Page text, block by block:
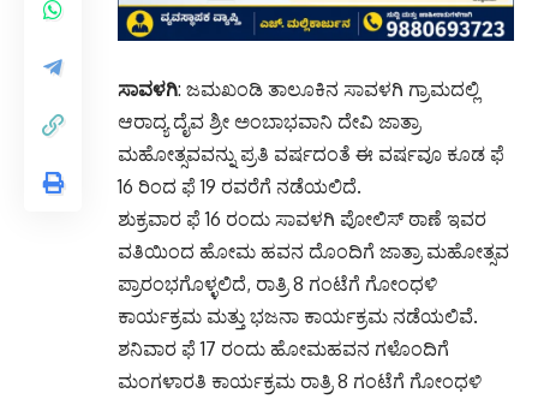
ಸಾವಳಗಿ: ಜಮಖಂಡಿ ತಾಲೂಕಿನ ಸಾವಳಗಿ ಗ್ರಾಮದಲ್ಲಿ
ಆರಾದ್ಯ ದೈವ ಶ್ರೀ ಅಂಬಾಭವಾನಿ ದೇವಿ ಜಾತ್ರಾ
ಮಹೋತ್ಸವವನ್ನು ಪ್ರತಿ ವರ್ಷದಂತೆ ಈ ವರ್ಷವೂ ಕೂಡ ಫೆ
16 ರಿಂದ ಫೆ 19 ರವರೆಗೆ ನಡೆಯಲಿದೆ.
ಶುಕ್ರವಾರ ಫೆ 16 ರಂದು ಸಾವಳಗಿ ಪೋಲಿಸ್ ಠಾಣೆ ಇವರ
ವತಿಯಿಂದ ಹೋಮ ಹವನ ದೊಂದಿಗೆ ಜಾತ್ರಾ ಮಹೋತ್ಸವ
ಪ್ರಾರಂಭಗೊಳ್ಳಲಿದೆ, ರಾತ್ರಿ 8 ಗಂಟೆಗೆ ಗೋಂಧಳಿ
ಕಾರ್ಯಕ್ರಮ ಮತ್ತು ಭಜನಾ ಕಾರ್ಯಕ್ರಮ ನಡೆಯಲಿವೆ.
ಶನಿವಾರ ಫೆ 17 ರಂದು ಹೋಮಹವನ ಗಳೊಂದಿಗೆ
ಮಂಗಳಾರತಿ ಕಾರ್ಯಕ್ರಮ ರಾತ್ರಿ 8 ಗಂಟೆಗೆ ಗೋಂಧಳಿ